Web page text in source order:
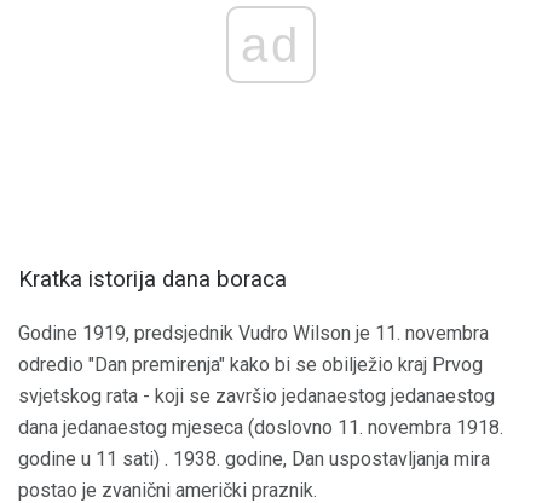
ad
Kratka istorija dana boraca
Godine 1919, predsjednik Vudro Wilson je 11. novembra
odredio "Dan premirenja" kako bi se obilježio kraj Prvog
svjetskog rata - koji se završio jedanaestog jedanaestog
dana jedanaestog mjeseca (doslovno 11. novembra 1918.
godine u 11 sati) . 1938. godine, Dan uspostavljanja mira
postao je zvanični američki praznik.